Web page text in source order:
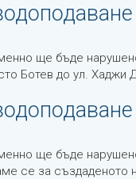
ще бъде
Ботев до ул.
ще бъде
се за създаденото